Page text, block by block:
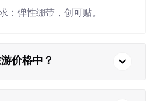
：弹性绷带，创可贴。
价格中？